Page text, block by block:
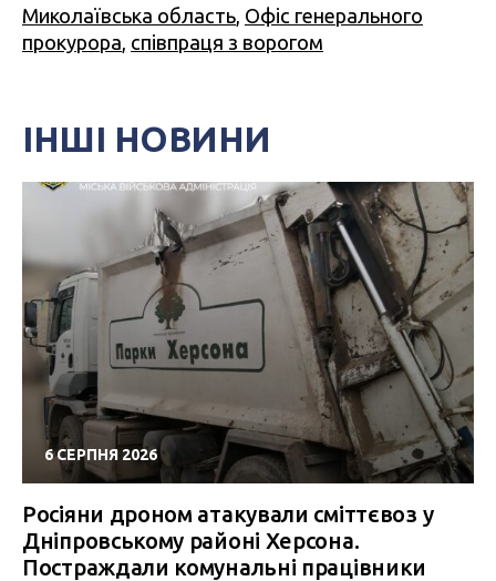
Миколаївська область Офіс генерального
прокурора співпраця з ворогом
ІНШІ НОВИНИ
6 СЕРПНЯ 2026
Росіяни дроном атакували сміттєвоз у
Дніпровському районі Херсона.
Постраждали комунальні працівники